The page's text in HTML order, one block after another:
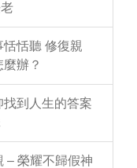
恬聽 修復親
辦？
到人生的答案
– 榮耀不歸假神